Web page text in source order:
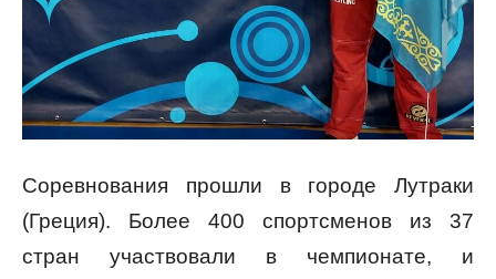
Соревнования прошли в городе Лутраки
(Греция). Более 400 спортсменов из 37
стран участвовали в чемпионате, и